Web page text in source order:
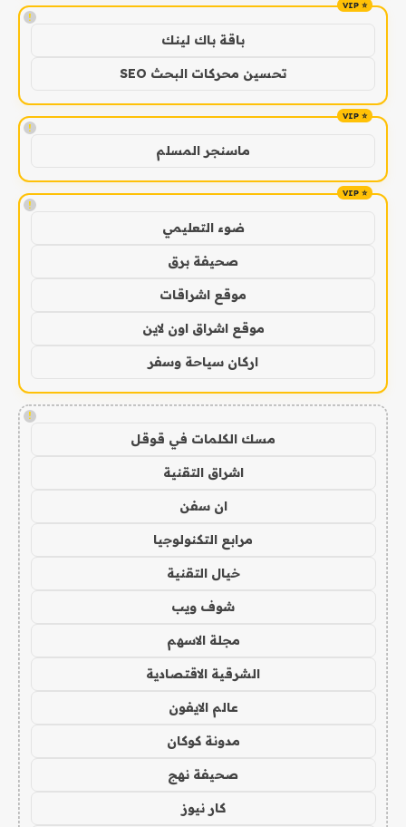
!
باقة باك لينك
تحسين محركات البحث SEO
!
ماسنجر المسلم
!
ضوء التعليمي
صحيفة برق
موقع اشراقات
موقع اشراق اون لاين
اركان سياحة وسفر
!
مسك الكلمات في قوقل
اشراق التقنية
ان سفن
مرابع التكنولوجيا
خيال التقنية
شوف ويب
مجلة الاسهم
الشرقية الاقتصادية
عالم الايفون
مدونة كوكان
صحيفة نهج
كار نيوز